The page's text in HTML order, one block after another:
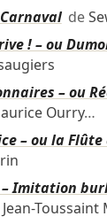
de
! – ou
– ou
Ourry…
– ou la
Imitation
Jean-Toussaint